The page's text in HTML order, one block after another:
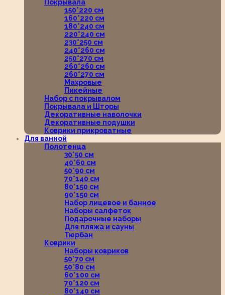
Покрывала
150*220 см
160*220 см
180*240 см
220*240 см
230*250 см
240*260 см
250*270 см
260*260 см
260*270 см
Махровые
Пикейные
Набор с покрывалом
Покрывала и Шторы
Декоративные наволочки
Декоративные подушки
Коврики прикроватные
Для ванной
Полотенца
30*50 см
40*60 см
50*90 см
70*140 см
80*150 см
90*150 см
Набор лицевое и банное
Наборы салфеток
Подарочные наборы
Для пляжа и сауны
Тюрбан
Коврики
Наборы ковриков
50*70 см
50*80 см
60*100 см
70*120 см
80*140 см